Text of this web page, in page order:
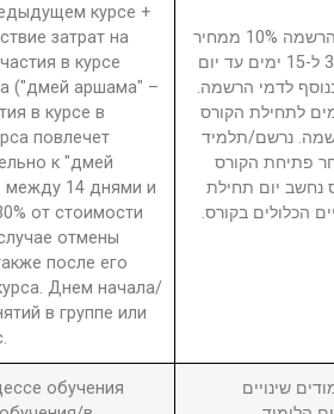
курсе +
затрат на
в курсе
("дмей аршама" –
в курсе в
повлечет
к "дмей
между 14 днями и
от стоимости
отмены
после его
Днем начала/
в группе или
נרשם/תלמיד המבטל השתתפות בקורס ישלם דמי ההרשמה 10% ממחיר
הקורס. נרשם/תלמיד המבטל השתתפות בקורס בין 30 ל-15 ימים עד יום
ממחיר הקורס, בנוסף לדמי הרשמה.
תלמיד המבטל השתתפות בקורס בין 1 ל-14 ימים לתחילת הקורס
לדמי הרשמה. נרשם/תלמיד
פתיחת הקורס
נחשב יום תחילת
הכלולים בקורס.
обучения
שינויים